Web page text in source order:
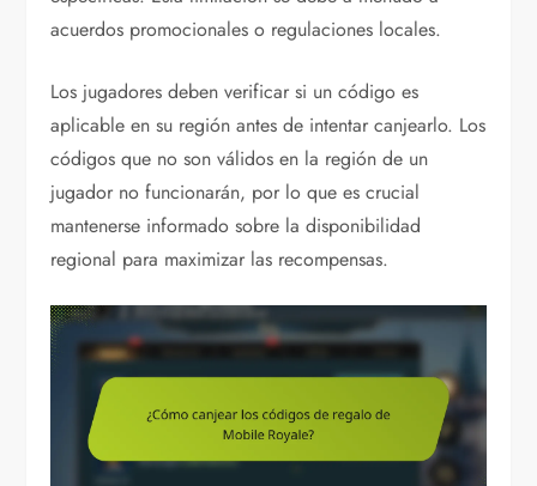
acuerdos promocionales o regulaciones locales.
Los jugadores deben verificar si un código es
aplicable en su región antes de intentar canjearlo. Los
códigos que no son válidos en la región de un
jugador no funcionarán, por lo que es crucial
mantenerse informado sobre la disponibilidad
regional para maximizar las recompensas.